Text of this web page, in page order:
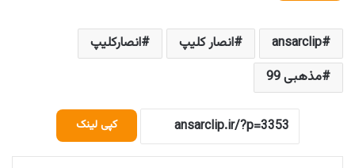
ansarclip انصار کلیپ
انصارکلیپ
مذهبی 99
کپی لینک